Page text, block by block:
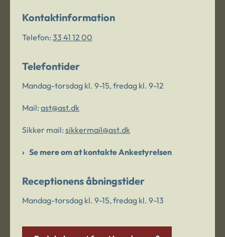
Kontaktinformation
Telefon: 33 41 12 00
Telefontider
Mandag-torsdag kl. 9-15, fredag kl. 9-12
Mail: ast@ast.dk
Sikker mail: sikkermail@ast.dk
Se mere om at kontakte Ankestyrelsen
Receptionens åbningstider
Mandag-torsdag kl. 9-15, fredag kl. 9-13